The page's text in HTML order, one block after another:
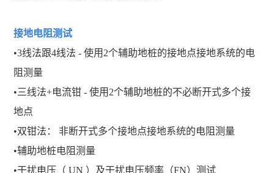
接地电阻测试
•3线法跟4线法 - 使用2个辅助地桩的接地点接地系统的电
阻测量
•三线法+电流钳 - 使用2个辅助地桩的不必断开式多个接
地点
•双钳法： 非断开式多个接地点接地系统的电阻测量
•辅助地桩电阻测量
•干扰电压（ UN ）及干扰电压频率（FN）测试